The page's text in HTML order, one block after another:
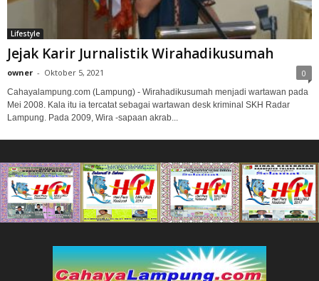
Lifestyle
Jejak Karir Jurnalistik Wirahadikusumah
owner - Oktober 5, 2021 0
Cahayalampung.com (Lampung) - Wirahadikusumah menjadi wartawan pada
Mei 2008. Kala itu ia tercatat sebagai wartawan desk kriminal SKH Radar
Lampung. Pada 2009, Wira -sapaan akrab...